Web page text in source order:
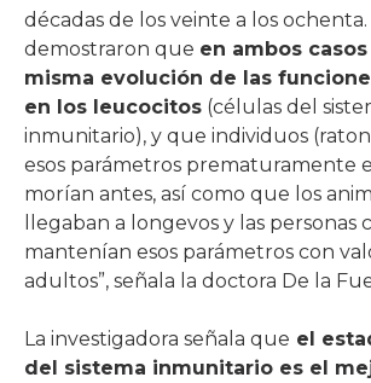
décadas de los veinte a los
demostraron que en ambos
misma evolución de las
en los leucocitos (células del
inmunitario), y que individuos
esos parámetros prematuramente
morían antes, así como que los
llegaban a longevos y las personas
mantenían esos parámetros con
adultos”, señala la doctora De la
La investigadora señala que el
del sistema inmunitario es el